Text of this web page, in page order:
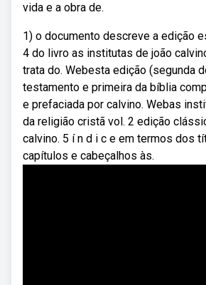
vida e a obra de.
1) o documento descreve a edição
4 do livro as institutas de joão
trata do. Webesta edição (segunda
testamento e primeira da bíblia
e prefaciada por calvino. Webas
da religião cristã vol. 2 edição
calvino. 5 í n d i c e em termos dos
capítulos e cabeçalhos às.